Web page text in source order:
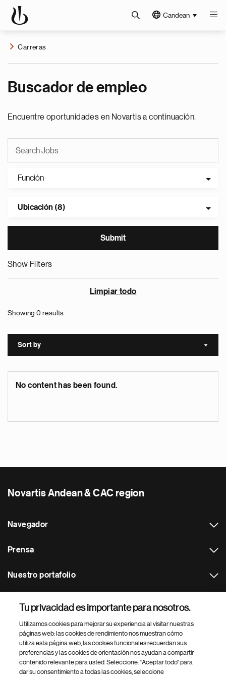
Candean
Carreras
Buscador de empleo
Encuentre oportunidades en Novartis a continuación.
Función
Ubicación (8)
Show Filters
Limpiar todo
Showing 0 results
Sort by Sort
No content has been found.
Novartis Andean & CAC region
Navegador
Prensa
Nuestro portafolio
Footer Site Search
Tu privacidad es importante para nosotros.
Utilizamos cookies para mejorar su experiencia al visitar nuestras
páginas web: las cookies de rendimiento nos muestran cómo
utiliza esta página web, las cookies funcionales recuerdan sus
preferencias y las cookies de orientación nos ayudan a compartir
contenido relevante para usted. Seleccione: "Aceptar todo" para
dar su consentimiento a todas las cookies, seleccione